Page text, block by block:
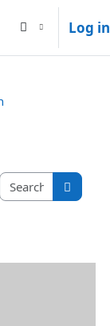
Log in
Search